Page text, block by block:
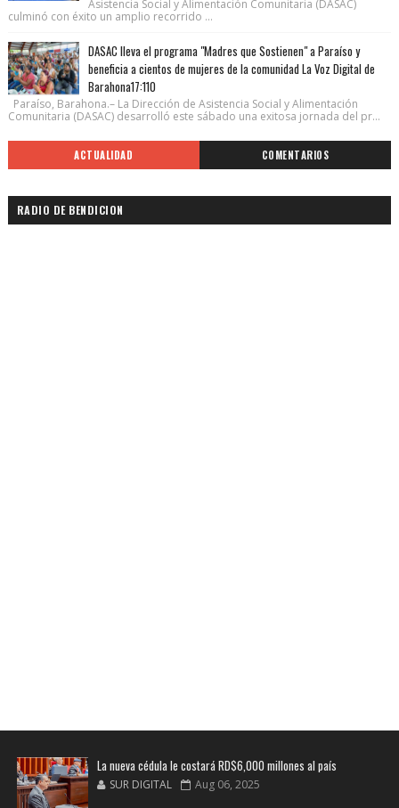
Asistencia Social y Alimentación Comunitaria (DASAC)
culminó con éxito un amplio recorrido ...
DASAC lleva el programa "Madres que Sostienen" a Paraíso y
beneficia a cientos de mujeres de la comunidad La Voz Digital de
Barahona17:110
Paraíso, Barahona.– La Dirección de Asistencia Social y Alimentación
Comunitaria (DASAC) desarrolló este sábado una exitosa jornada del pr...
ACTUALIDAD COMENTARIOS
RADIO DE BENDICION
La nueva cédula le costará RD$6,000 millones al país
SUR DIGITAL Aug 06, 2025